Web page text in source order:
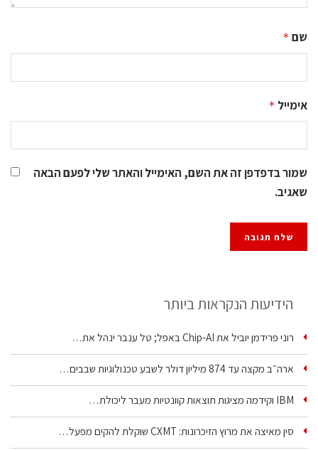
שם *
אימייל *
שמור בדפדפן זה את השם, האימייל והאתר שלי לפעם הבאה
שאגיב.
הידיעות הנקראות ביותר
רוני פרידמן יוביל את Chip‑AI באפל; טל ענבר ינהל את…
ארה״ב מקצה עד 874 מיליון דולר לשבע טכנולוגיות שבבים…
IBM וקידמה מציגות תוצאות קוונטיות מעבר ליכולת…
סין מאיצה את מרוץ הזיכרונות: CXMT שוקלת להקים מפעל…